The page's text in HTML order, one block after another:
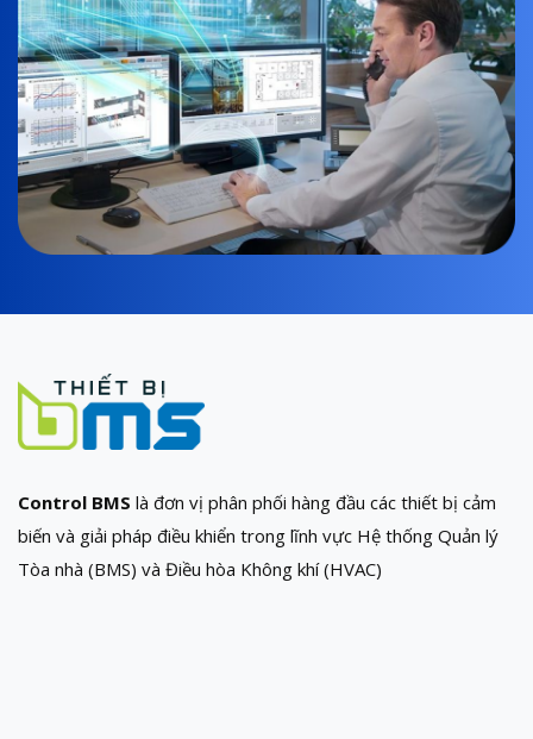
Control BMS là đơn vị phân phối hàng đầu các thiết bị cảm
biến và giải pháp điều khiển trong lĩnh vực Hệ thống Quản lý
Tòa nhà (BMS) và Điều hòa Không khí (HVAC)